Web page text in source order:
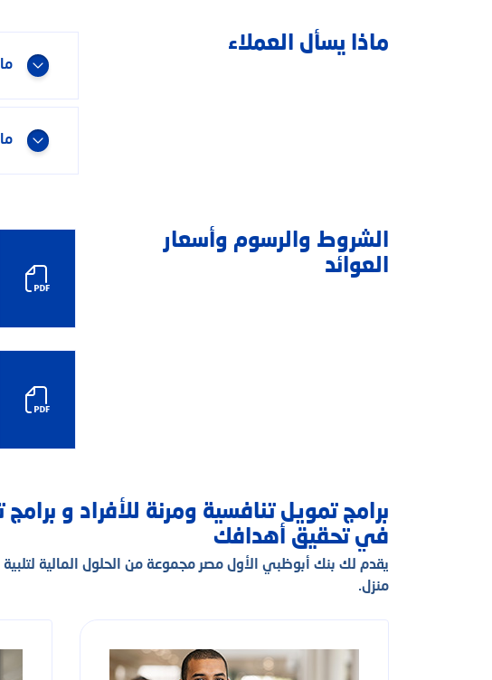
كيف يمكننا مساعدتك؟
الخدمات المصرفية الرقمية
ماذا يسأل العملاء
الشروط والرسوم وأسعار
العوائد
برامج تمويل تنافسية ومرنة للأفراد و
في تحقيق أهدافك
يقدم لك بنك أبوظبي الأول مصر مجموعة من الحلول المالية
منزل.